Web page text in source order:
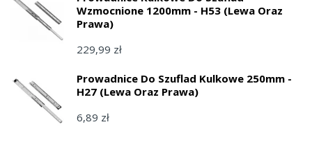
Wzmocnione 1200mm - H53 (lewa Oraz
Prawa)
229,99 zł
Prowadnice Do Szuflad Kulkowe 250mm -
H27 (lewa Oraz Prawa)
6,89 zł